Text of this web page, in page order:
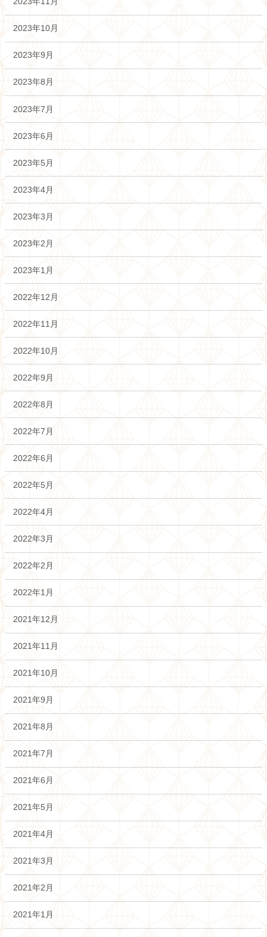
2023年10月
2023年9月
2023年8月
2023年7月
2023年6月
2023年5月
2023年4月
2023年3月
2023年2月
2023年1月
2022年12月
2022年11月
2022年10月
2022年9月
2022年8月
2022年7月
2022年6月
2022年5月
2022年4月
2022年3月
2022年2月
2022年1月
2021年12月
2021年11月
2021年10月
2021年9月
2021年8月
2021年7月
2021年6月
2021年5月
2021年4月
2021年3月
2021年2月
2021年1月